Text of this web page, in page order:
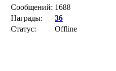
Сообщений: 1688
Награды:
36
Статус:
Offline